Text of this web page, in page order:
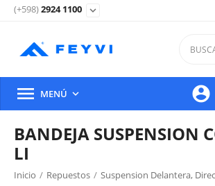
(+598)2924 1100 expand_more

 MENÚ 
BANDEJA SUSPENSION
LI
Inicio / Repuestos / Suspension Delantera,